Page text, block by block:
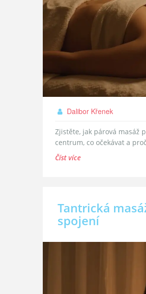
Dalibor Křenek
Zjistěte, jak párová masáž
centrum, co očekávat a
Číst více
Tantrická
spojení